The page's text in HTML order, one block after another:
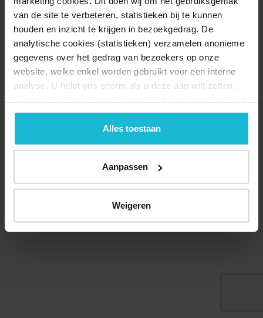
van de site te verbeteren, statistieken bij te kunnen
houden en inzicht te krijgen in bezoekgedrag. De
analytische cookies (statistieken) verzamelen anonieme
gegevens over het gedrag van bezoekers op onze
website, welke enkel worden gebruikt voor een interne
analyse. U helpt ons enorm als u deze aan wilt zetten.
geen commerciële doelstelling. U kunt deze cookies via
de knoppen accepteren, beheren of weigeren.
Alles toestaan
Aanpassen
Weigeren
© 2026 Stichting Forten Nederland
Over ons
Doneer nu Disclaimer
Contact
Forten.nl wordt ondersteund door de